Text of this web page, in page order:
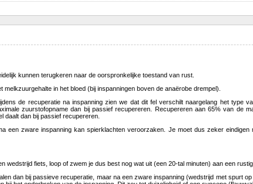
kunnen terugkeren naar de oorspronkelijke toestand van rust.
in het bloed (bij inspanningen boven de anaërobe drempel).
de recuperatie na inspanning zien we dat dit fel verschilt naargelang het type
zuurstofopname dan bij passief recupereren. Recupereren aan 65% van de
daalt dan bij passief recupereren.
een zware inspanning kan spierklachten veroorzaken. Je moet dus zeker eindigen
fiets, loop of zwem je dus best nog wat uit (een 20-tal minuten) aan een rustig
dan bij passieve recuperatie, maar na een zware inspanning (wedstrijd met spurt